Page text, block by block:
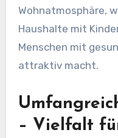
Wohnatmosphäre,
Haushalte mit
Menschen mit
attraktiv macht.
– Vielfalt